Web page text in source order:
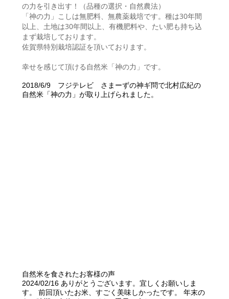
の力を引き出す！（品種の選択・自然農法）
「神の力」こしは無肥料、無農薬栽培です。種は30年間
以上、土地は30年間以上、有機肥料や、たい肥も持ち込
まず栽培しております。
佐賀県特別栽培認証を頂いております。
幸せを感じて頂ける自然米「神の力」です。
2018/6/9 フジテレビ さまーずの神ギ問で北村広紀の
自然米「神の力」が取り上げられました。
自然米を食されたお客様の声
2024/02/16 ありがとうございます。宜しくお願いしま
す。 前回頂いたお米、すごく美味しかったです。 年末の